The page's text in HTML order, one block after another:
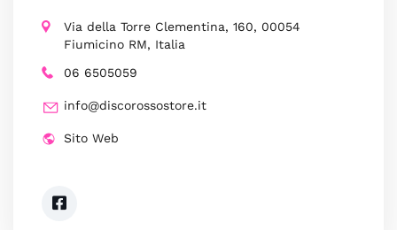
Via della Torre Clementina, 160, 00054
Fiumicino RM, Italia
06 6505059
info@discorossostore.it
Sito Web